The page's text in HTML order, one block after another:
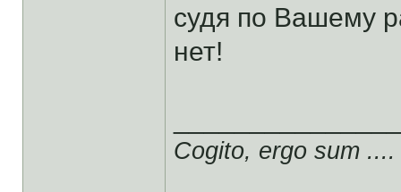
судя по Вашему
нет!
Cogito, ergo sum ....